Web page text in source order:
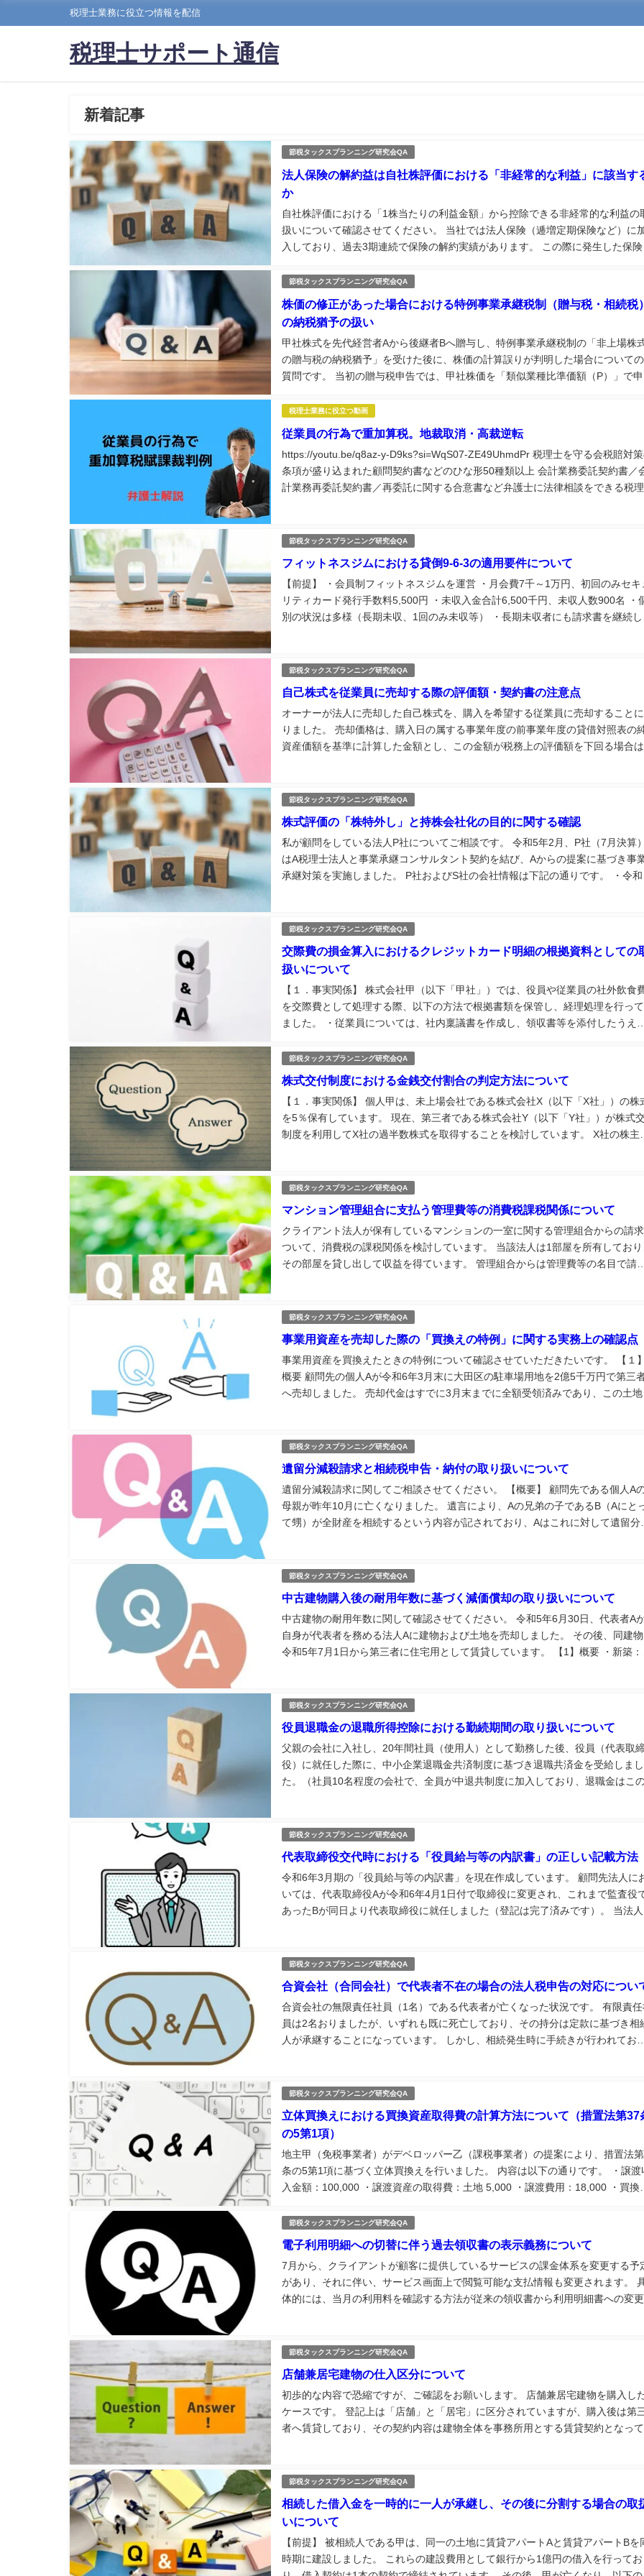
税理士業務に役立つ情報を配信
税理士サポート通信
新着記事
節税タックスプランニング研究会QA
法人保険の解約益は自社株評価における「非経常的な利益」に該当す
か
自社株評価における「1株当たりの利益金額」から控除できる非経常的な利益の
扱いについて確認させてください。 当社では法人保険（逓増定期保険など）に
入しており、過去3期連続で保険の解約実績があります。 この際に発生した保険
てよいでしょうか。...
節税タックスプランニング研究会QA
株価の修正があった場合における特例事業承継税制（贈与税・相続税）
の納税猶予の扱い
甲社株式を先代経営者Aから後継者Bへ贈与し、特例事業承継税制の「非上場株
の贈与税の納税猶予」を受けた後に、株価の計算誤りが判明した場合について
質問です。 当初の贈与税申告では、甲社株価を「類似業種比準価額（P）」で申
明し、「株式保有特定会...
税理士業務に役立つ動画
従業員の行為で重加算税。地裁取消・高裁逆転
https://youtu.be/q8az-y-D9ks?si=WqS07-ZE49UhmdPr 税理士を守る会税賠対
条項が盛り込まれた顧問契約書などのひな形50種類以上 会計業務委託契約書／
計業務再委託契約書／再委託に関する合意書など弁護士に法律相談をできる税理
節税タックスプランニング研究会QA
フィットネスジムにおける貸倒9-6-3の適用要件について
【前提】 ・会員制フィットネスジムを運営 ・月会費7千～1万円、初回のみセキ
リティカード発行手数料5,500円 ・未収入金合計6,500千円、未収人数900名 ・
別の状況は多様（長期未収、1回のみ未収等） ・長期未収者にも請求書を継続し
節税タックスプランニング研究会QA
自己株式を従業員に売却する際の評価額・契約書の注意点
オーナーが法人に売却した自己株式を、購入を希望する従業員に売却すること
りました。 売却価格は、購入日の属する事業年度の前事業年度の貸借対照表の
資産価額を基準に計算した金額とし、この金額が税務上の評価額を下回る場合は
節税タックスプランニング研究会QA
株式評価の「株特外し」と持株会社化の目的に関する確認
私が顧問をしている法人P社についてご相談です。 令和5年2月、P社（7月決算）
はA税理士法人と事業承継コンサルタント契約を結び、Aからの提案に基づき事
承継対策を実施しました。 P社およびS社の会社情報は下記の通りです。 ・令和5
節税タックスプランニング研究会QA
交際費の損金算入におけるクレジットカード明細の根拠資料としての
扱いについて
【１．事実関係】 株式会社甲（以下「甲社」）では、役員や従業員の社外飲食
を交際費として処理する際、以下の方法で根拠書類を保管し、経理処理を行っ
ました。 ・従業員については、社内稟議書を作成し、領収書等を添付したうえで
カード明細のみをもとに経...
節税タックスプランニング研究会QA
株式交付制度における金銭交付割合の判定方法について
【１．事実関係】 個人甲は、未上場会社である株式会社X（以下「X社」）の株
を5％保有しています。 現在、第三者である株式会社Y（以下「Y社」）が株式
制度を利用してX社の過半数株式を取得することを検討しています。 X社の株主構
節税タックスプランニング研究会QA
マンション管理組合に支払う管理費等の消費税課税関係について
クライアント法人が保有しているマンションの一室に関する管理組合からの請
ついて、消費税の課税関係を検討しています。 当該法人は1部屋を所有しており
その部屋を貸し出して収益を得ています。 管理組合からは管理費等の名目で請求
節税タックスプランニング研究会QA
事業用資産を売却した際の「買換えの特例」に関する実務上の確認点
事業用資産を買換えたときの特例について確認させていただきたいです。 【１】
概要 顧問先の個人Aが令和6年3月末に大田区の駐車場用地を2億5千万円で第三
へ売却しました。 売却代金はすでに3月末までに全額受領済みであり、この土地
節税タックスプランニング研究会QA
遺留分減殺請求と相続税申告・納付の取り扱いについて
遺留分減殺請求に関してご相談させてください。 【概要】 顧問先である個人A
母親が昨年10月に亡くなりました。 遺言により、Aの兄弟の子であるB（Aにと
て甥）が全財産を相続するという内容が記されており、Aはこれに対して遺留分
節税タックスプランニング研究会QA
中古建物購入後の耐用年数に基づく減価償却の取り扱いについて
中古建物の耐用年数に関して確認させてください。 令和5年6月30日、代表者A
自身が代表者を務める法人Aに建物および土地を売却しました。 その後、同建
令和5年7月1日から第三者に住宅用として賃貸しています。 【1】概要 ・新築：
節税タックスプランニング研究会QA
役員退職金の退職所得控除における勤続期間の取り扱いについて
父親の会社に入社し、20年間社員（使用人）として勤務した後、役員（代表取
役）に就任した際に、中小企業退職金共済制度に基づき退職共済金を受給しまし
た。（社員10名程度の会社で、全員が中退共制度に加入しており、退職金はこの
節税タックスプランニング研究会QA
代表取締役交代時における「役員給与等の内訳書」の正しい記載方法
令和6年3月期の「役員給与等の内訳書」を現在作成しています。 顧問先法人に
いては、代表取締役Aが令和6年4月1日付で取締役に変更され、これまで監査役
あったBが同日より代表取締役に就任しました（登記は完了済みです）。 当法人
節税タックスプランニング研究会QA
合資会社（合同会社）で代表者不在の場合の法人税申告の対応につい
合資会社の無限責任社員（1名）である代表者が亡くなった状況です。 有限責任
員は2名おりましたが、いずれも既に死亡しており、その持分は定款に基づき相
人が承継することになっています。 しかし、相続発生時に手続きが行われておら
節税タックスプランニング研究会QA
立体買換えにおける買換資産取得費の計算方法について（措置法第37
の5第1項）
地主甲（免税事業者）がデベロッパー乙（課税事業者）の提案により、措置法
条の5第1項に基づく立体買換えを行いました。 内容は以下の通りです。 ・譲渡
入金額：100,000 ・譲渡資産の取得費：土地 5,000 ・譲渡費用：18,000 ・買換資
節税タックスプランニング研究会QA
電子利用明細への切替に伴う過去領収書の表示義務について
7月から、クライアントが顧客に提供しているサービスの課金体系を変更する予
があり、それに伴い、サービス画面上で閲覧可能な支払情報も変更されます。
体的には、当月の利用料を確認する方法が従来の領収書から利用明細書への変更
節税タックスプランニング研究会QA
店舗兼居宅建物の仕入区分について
初歩的な内容で恐縮ですが、ご確認をお願いします。 店舗兼居宅建物を購入し
ケースです。 登記上は「店舗」と「居宅」に区分されていますが、購入後は第
者へ賃貸しており、その契約内容は建物全体を事務所用とする賃貸契約となって
節税タックスプランニング研究会QA
相続した借入金を一時的に一人が承継し、その後に分割する場合の取
いについて
【前提】 被相続人である甲は、同一の土地に賃貸アパートAと賃貸アパートBを
時期に建設しました。 これらの建設費用として銀行から1億円の借入を行ってお